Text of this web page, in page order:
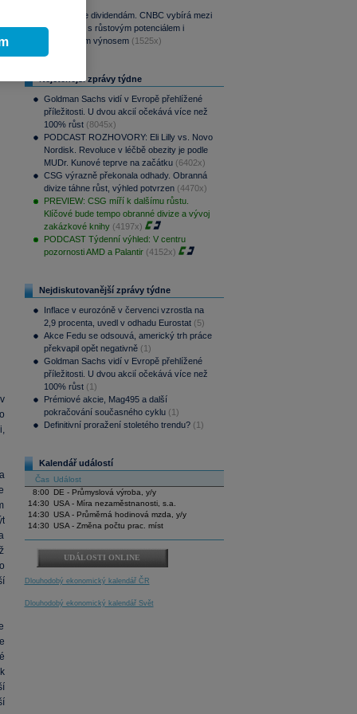
Srpen přeje dividendám. CNBC vybírá mezi
aristokraty s růstovým potenciálem i
pravidelným výnosem (1525x)
Nejčtenější zprávy týdne
Goldman Sachs vidí v Evropě přehlížené
příležitosti. U dvou akcií očekává více než
100% růst (8045x)
PODCAST ROZHOVORY: Eli Lilly vs. Novo
Nordisk. Revoluce v léčbě obezity je podle
MUDr. Kunové teprve na začátku (6402x)
CSG výrazně překonala odhady. Obranná
divize táhne růst, výhled potvrzen (4470x)
PREVIEW: CSG míří k dalšímu růstu.
Klíčové bude tempo obranné divize a vývoj
zakázkové knihy (4197x)
PODCAST Týdenní výhled: V centru
pozornosti AMD a Palantir (4152x)
Nejdiskutovanější zprávy týdne
Inflace v eurozóně v červenci vzrostla na
2,9 procenta, uvedl v odhadu Eurostat (5)
Akce Fedu se odsouvá, americký trh práce
překvapil opět negativně (1)
Goldman Sachs vidí v Evropě přehlížené
příležitosti. U dvou akcií očekává více než
100% růst (1)
Prémiové akcie, Mag495 a další
pokračování současného cyklu (1)
Definitivní proražení stoletého trendu? (1)
Kalendář událostí
Čas Událost
8:00
DE - Průmyslová výroba, y/y
14:30 USA - Míra nezaměstnanosti, s.a.
14:30 USA - Průměrná hodinová mzda, y/y
14:30 USA - Změna počtu prac. míst
UDÁLOSTI ONLINE
Dlouhodobý ekonomický kalendář ČR
Dlouhodobý ekonomický kalendář Svět